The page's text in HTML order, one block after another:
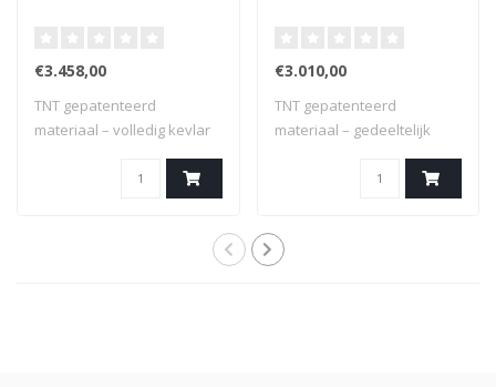
€3.458,00
TNT gepatenteerd
materiaal – volledig kevlar
€3.010,00
TNT gepatenteerd
materiaal – gedeeltelijk
kevlar beschermd –..